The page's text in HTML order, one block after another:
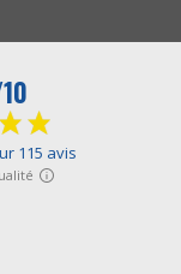
ShopFactory